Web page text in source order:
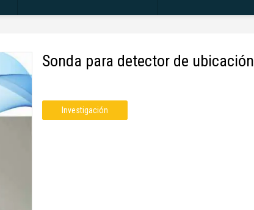
Sonda para detector de ubicación
Investigación